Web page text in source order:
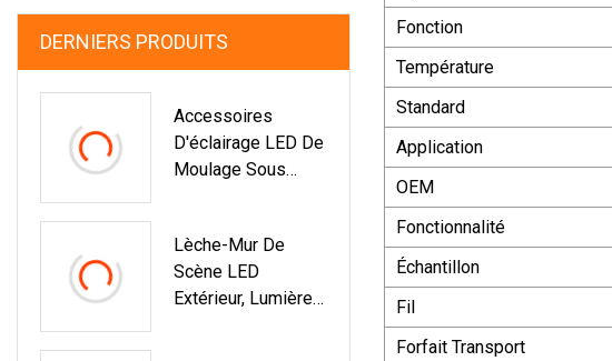
DERNIERS PRODUITS
Accessoires
D'éclairage LED De
Moulage Sous
Moulage Sous
Pression
Lèche-Mur De
Scène LED
Extérieur, Lumière
Fonction
Température
Standard
Application
OEM
Fonctionnalité
Échantillon
Fil
Forfait Transport